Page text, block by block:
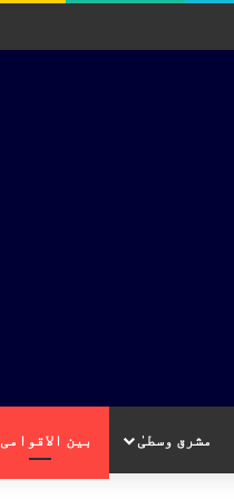
مشرق وسطیٰ بین الاقوامی